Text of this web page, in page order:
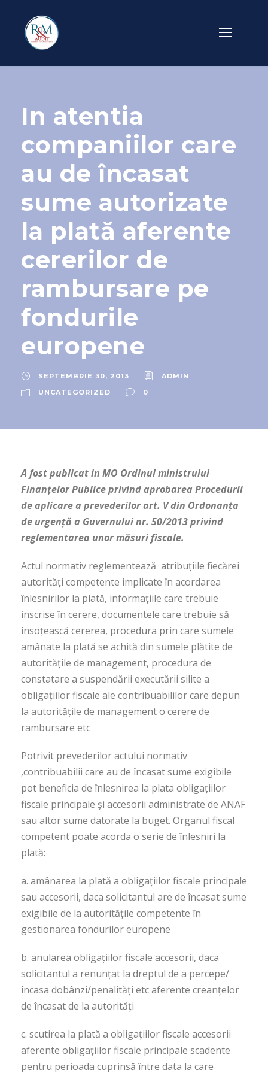
In atentia
companiilor care
au de încasat
sume autorizate
la plată aferente
cererilor de
rambursare pe
fondurile
europene
SEPTEMBRIE 30, 2013
ADMIN
UNCATEGORIZED
0
A fost publicat in MO Ordinul ministrului
Finanţelor Publice privind aprobarea Procedurii
de aplicare a prevederilor art. V din Ordonanţa
de urgenţă a Guvernului nr. 50/2013 privind
reglementarea unor măsuri fiscale.
Actul normativ reglementează atribuţiile fiecărei
autorităţi competente implicate în acordarea
înlesnirilor la plată, informaţiile care trebuie
inscrise în cerere, documentele care trebuie să
însoţească cererea, procedura prin care sumele
amânate la plată se achită din sumele plătite de
autorităţile de management, procedura de
constatare a suspendării executării silite a
obligaţiilor fiscale ale contribuabililor care depun
la autorităţile de management o cerere de
rambursare etc
Potrivit prevederilor actului normativ
,contribuabilii care au de încasat sume exigibile
pot beneficia de înlesnirea la plata obligaţiilor
fiscale principale şi accesorii administrate de ANAF
sau altor sume datorate la buget. Organul fiscal
competent poate acorda o serie de înlesniri la
plată:
a. amânarea la plată a obligaţiilor fiscale principale
sau accesorii, daca solicitantul are de încasat sume
exigibile de la autorităţile competente în
gestionarea fondurilor europene
b. anularea obligaţiilor fiscale accesorii, daca
solicitantul a renunţat la dreptul de a percepe/
încasa dobânzi/penalităţi etc aferente creanţelor
de încasat de la autorităţi
c. scutirea la plată a obligaţiilor fiscale accesorii
aferente obligaţiilor fiscale principale scadente
pentru perioada cuprinsă între data la care